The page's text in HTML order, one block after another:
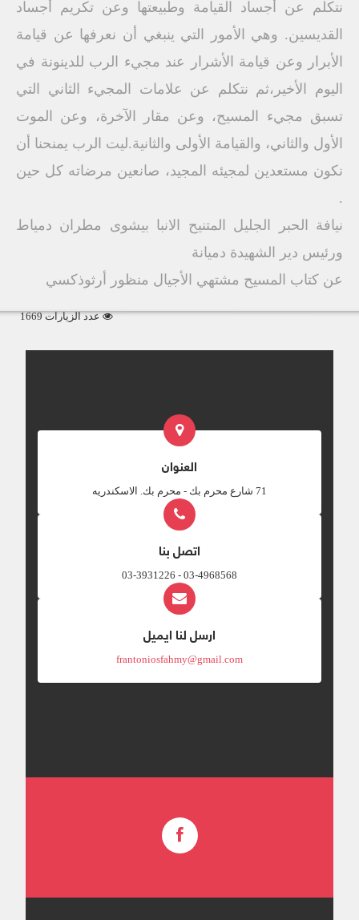
نتكلم عن أجساد القيامة وطبيعتها وعن تكريم أجساد
القديسين. وهي الأمور التي ينبغي أن نعرفها عن قيامة
الأبرار وعن قيامة الأشرار عند مجيء الرب للدينونة في
اليوم الأخير،ثم نتكلم عن علامات المجيء الثاني التي
تسبق مجيء المسيح، وعن مقار الآخرة، وعن الموت
الأول والثاني، والقيامة الأولى والثانية.ليت الرب يمنحنا أن
نكون مستعدين لمجيئه المجيد، صانعين مرضاته كل حين
.
نيافة الحبر الجليل المتنيح الانبا بيشوى مطران دمياط
ورئيس دير الشهيدة دميانة
عن كتاب المسيح مشتهي الأجيال منظور أرثوذكسي
عدد الزيارات 1669
العنوان
‎71 شارع محرم بك - محرم بك. الاسكندريه
اتصل بنا
03-4968568 - 03-3931226
ارسل لنا ايميل
frantoniosfahmy@gmail.com